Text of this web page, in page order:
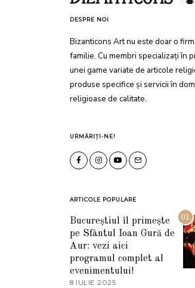
DESPRE NOI
Bizanticons Art nu este doar o
familie. Cu membri specializați în
unei game variate de articole
produse specifice și servicii în
religioase de calitate.
URMĂRIȚI-NE!
ARTICOLE POPULARE
01
Bucureștiul îl primește
pe Sfântul Ioan Gură de
Aur: vezi aici
programul complet al
evenimentului!
8 IULIE 2025